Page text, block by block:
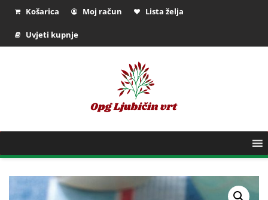
Košarica Moj račun Lista želja
Uvjeti kupnje